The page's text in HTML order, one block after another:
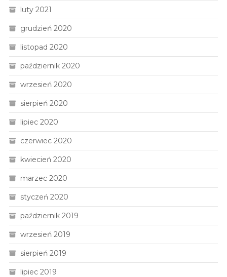
luty 2021
grudzień 2020
listopad 2020
październik 2020
wrzesień 2020
sierpień 2020
lipiec 2020
czerwiec 2020
kwiecień 2020
marzec 2020
styczeń 2020
październik 2019
wrzesień 2019
sierpień 2019
lipiec 2019